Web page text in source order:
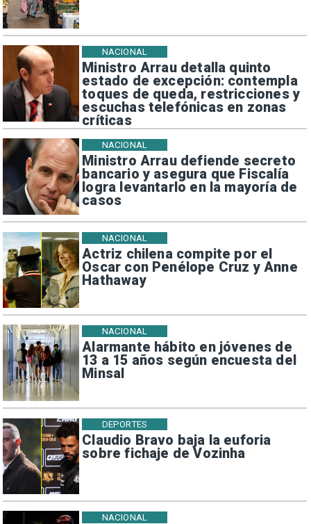
Ministro Arrau detalla quinto
estado de excepción: contempla
toques de queda, restricciones y
escuchas telefónicas en zonas
críticas
NACIONAL
Ministro Arrau defiende secreto
bancario y asegura que Fiscalía
logra levantarlo en la mayoría de
casos
NACIONAL
Actriz chilena compite por el
Oscar con Penélope Cruz y Anne
Hathaway
NACIONAL
Alarmante hábito en jóvenes de
13 a 15 años según encuesta del
Minsal
NACIONAL
Claudio Bravo baja la euforia
sobre fichaje de Vozinha
DEPORTES
NACIONAL